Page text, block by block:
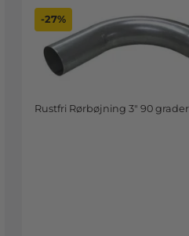
-27%
Rustfri Rørbøjning 3" 90 grader